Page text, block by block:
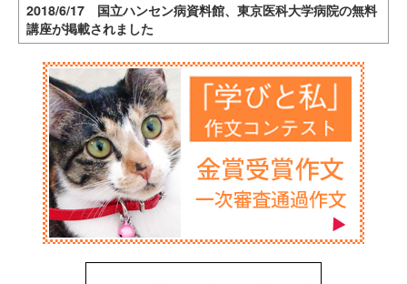
2018/6/17 国立ハンセン病資料館、東京医科大学病院の無料
講座が掲載されました